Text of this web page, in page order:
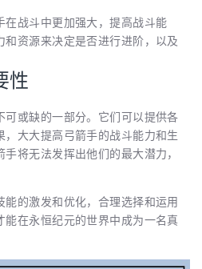
在战斗中更加强大，提高战斗能
和资源来决定是否进行进阶，以及
性
可或缺的一部分。它们可以提供各
大大提高弓箭手的战斗能力和生
将无法发挥出他们的最大潜力，
的激发和优化，合理选择和运用
能在永恒纪元的世界中成为一名真